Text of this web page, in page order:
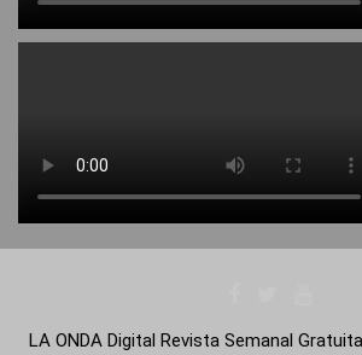
LA ONDA Digital Revista Semanal